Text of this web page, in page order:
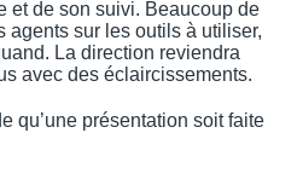
et de son suivi. Beaucoup de
agents sur les outils à utiliser,
La direction reviendra
avec des éclaircissements.
qu’une présentation soit faite